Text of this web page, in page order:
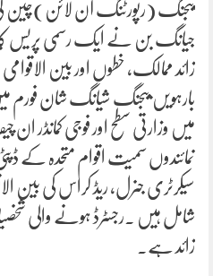
بیجنگ (رپورٹنگ آن لائن)چین
زائد ممالک، خطوں اور بین
بارہویں بیجنگ شیانگ شان
نمائندوں سمیت اقوام متحدہ کے
سیکرٹری جنرل، ریڈ کراس کی بین
زائد ہے۔